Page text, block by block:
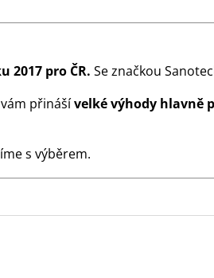
2017 pro ČR. Se značkou
přinášívelké výhody hlavně
s výběrem.